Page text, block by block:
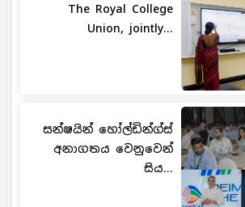
The Royal College
Union, jointly...
සන්ෂයින් හෝල්ඩින්ග්ස්
අනාගතය වෙනුවෙන්
සිය...